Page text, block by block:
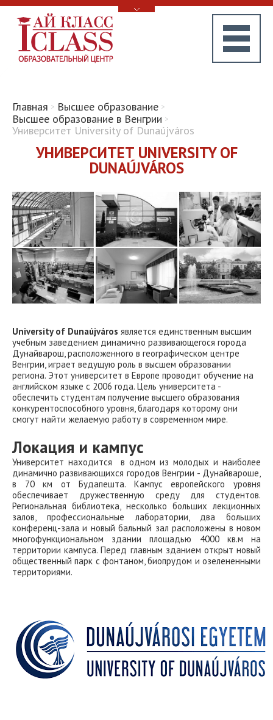
Главная
Высшее образование
Высшее образование в Венгрии
Университет University of Dunaújváros
УНИВЕРСИТЕТ UNIVERSITY OF
DUNAÚJVÁROS
University of Dunaújváros является единственным высшим
учебным заведением динамично развивающегося города
Дунайварош, расположенного в географическом центре
Венгрии, играет ведущую роль в высшем образовании
региона. Этот университет в Европе проводит обучение на
английском языке с 2006 года. Цель университета -
обеспечить студентам получение высшего образования
конкурентоспособного уровня, благодаря которому они
смогут найти желаемую работу в современном мире.
Локация и кампус
Университет находится в одном из молодых и наиболее
динамично развивающихся городов Венгрии - Дунайвароше,
в 70 км от Будапешта. Кампус европейского уровня
обеспечивает дружественную среду для студентов.
Региональная библиотека, несколько больших лекционных
залов, профессиональные лаборатории, два больших
конференц-зала и новый бальный зал расположены в новом
многофункциональном здании площадью 4000 кв.м на
территории кампуса. Перед главным зданием открыт новый
общественный парк с фонтаном, биопрудом и озелененными
территориями.